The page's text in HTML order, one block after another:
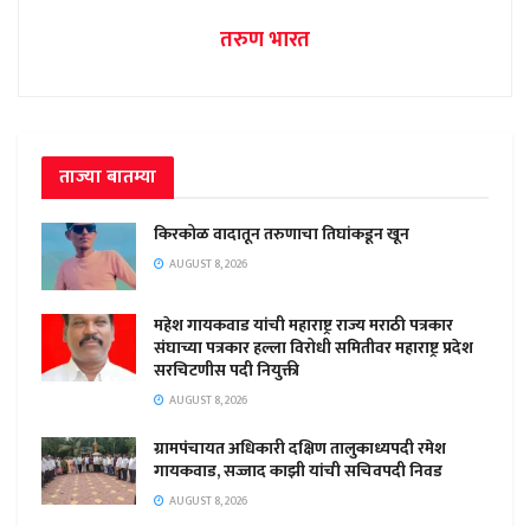
तरुण भारत
ताज्या बातम्या
किरकोळ वादातून तरुणाचा तिघांकडून खून
AUGUST 8, 2026
महेश गायकवाड यांची महाराष्ट्र राज्य मराठी पत्रकार
संघाच्या पत्रकार हल्ला विरोधी समितीवर महाराष्ट्र प्रदेश
सरचिटणीस पदी नियुक्ती
AUGUST 8, 2026
ग्रामपंचायत अधिकारी दक्षिण तालुकाध्यपदी रमेश
गायकवाड, सज्जाद काझी यांची सचिवपदी निवड
AUGUST 8, 2026